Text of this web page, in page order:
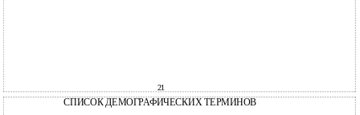
21
СПИСОК ДЕМОГРАФИЧЕСКИХ ТЕРМИНОВ